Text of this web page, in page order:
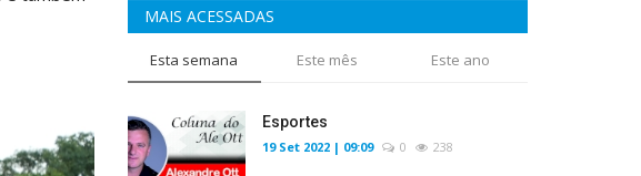
MAIS ACESSADAS
Esta semana Este mês Este ano
Esportes
19 Set 2022 | 09:09 0 238